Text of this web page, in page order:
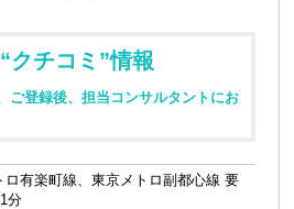
“クチコミ”情報
ご登録後、担当コンサルタントにお
ロ有楽町線、東京メトロ副都心線 要
分